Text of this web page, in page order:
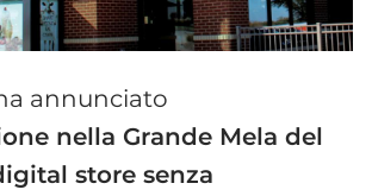
annunciato
nella Grande Mela del
store senza